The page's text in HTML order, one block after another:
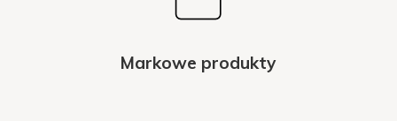
Markowe produkty